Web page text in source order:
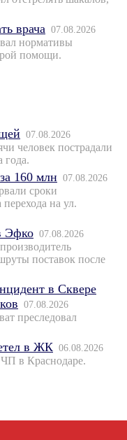
врача 07.08.2026
нормативы
помощи.
07.08.2026
человек пострадали
года.
160 млн 07.08.2026
сроки
перехода на ул.
Эфко 07.08.2026
поставок после
в Сквере
07.08.2026
преследовал
в ЖК 06.08.2026
в Краснодаре.